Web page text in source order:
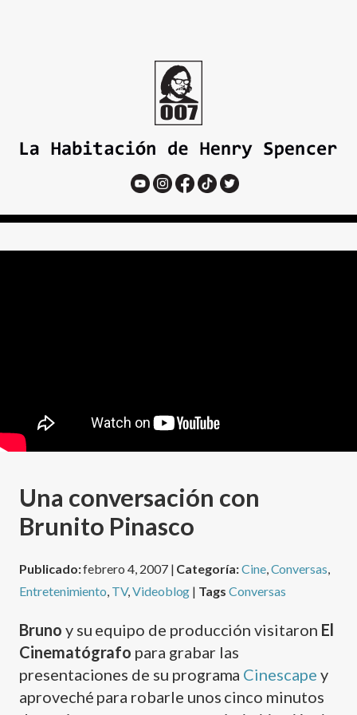
Una conversación con
Brunito Pinasco
Publicado:febrero 4, 2007 | Categoría:Cine, Conversas
Entretenimiento TV, Videoblog | TagsConversas
Bruno y su equipo de producción visitaron El
Cinematógrafo para grabar las
presentaciones de su programa Cinescape y
aproveché para robarle unos cinco minutos